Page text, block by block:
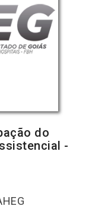
do
-